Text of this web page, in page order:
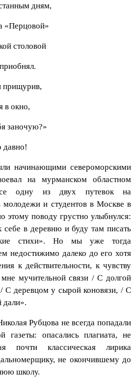
дням,
«Перцовой»
столовой
прищурив,
в окно,
заночую?»
давно!
начинающими североморскими
на мурманском областном
одну из двух путевок на
молодежи и студентов в Москве в
этому поводу грустно улыбнулся:
в деревню и буду там писать
стихи». Но мы уже тогда
недостижимо далеко до его хотя
к действительности, к чувству
мучительной связи / С долгой
С деревцом у сырой коновязи, / С
дали».
Рубцова не всегда попадали
газеты: опасались плагиата, не
почти классическая лирика
не окончившему до
школу.